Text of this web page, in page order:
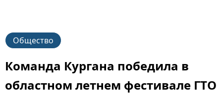
Общество
Команда Кургана победила в
областном летнем фестивале ГТО